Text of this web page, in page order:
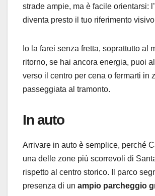
strade ampie, ma è facile orientarsi:
diventa presto il tuo riferimento
Io la farei senza fretta, soprattutto al
ritorno, se hai ancora energia, puoi
verso il centro per cena o fermarti in
passeggiata al tramonto.
In auto
Arrivare in auto è semplice, perché
una delle zone più scorrevoli di
rispetto al centro storico. Il parco
presenza di un ampio parcheggio